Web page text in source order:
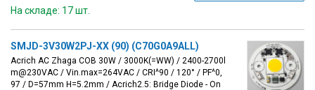
На складе: 17 шт.
SMJD-3V30W2PJ-XX (90) (C70G0A9ALL)
Acrich AC Zhaga COB 30W / 3000K(=WW) / 2400-2700l
m@230VAC / Vin.max=264VAC / CRI^90 / 120° / PF^0,
97 / D=57mm H=5.2mm / Acrich2.5: Bridge Diode - On